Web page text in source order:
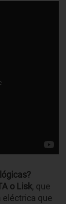
o Lisk, que
que